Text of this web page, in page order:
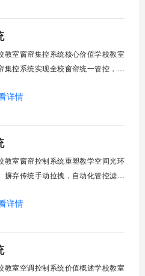
联动、安全防护六大模块一体化运
为学校提供精细化风扇管理方案。
教室窗帘集控系统核心价值学校教室
集控系统实现全校窗帘统一管控，提
改造后，一键完成全校窗帘开合，节
力健康，营造舒适教学环境。节能减
果显著，延长窗帘使用寿命，降低学
详情
教室窗帘控制系统重塑教学空间光环
摒弃传统手动拉拽，自动化管控滤除
节能降耗。精准适配多媒体教学、考
慧校园生态升级。智能光感调节1. 动
照追踪实时捕捉室外照度参数。光照
详情
教室空调控制系统价值概述学校教室